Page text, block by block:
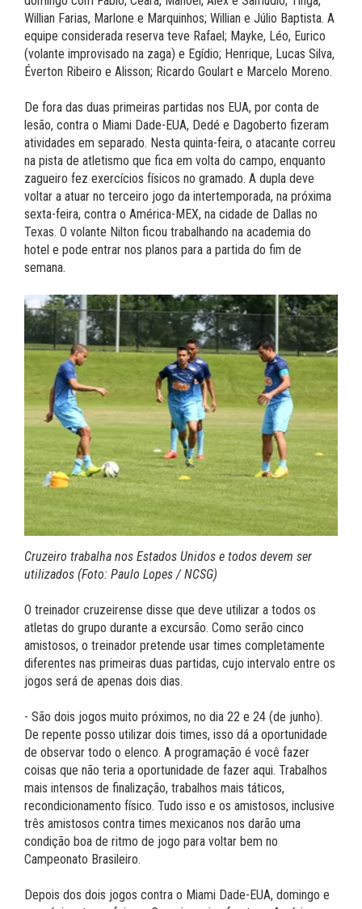
Willian Farias, Marlone e Marquinhos; Willian e Júlio Baptista. A
equipe considerada reserva teve Rafael; Mayke, Léo, Eurico
(volante improvisado na zaga) e Egídio; Henrique, Lucas Silva,
Éverton Ribeiro e Alisson; Ricardo Goulart e Marcelo Moreno.
De fora das duas primeiras partidas nos EUA, por conta de
lesão, contra o Miami Dade-EUA, Dedé e Dagoberto fizeram
atividades em separado. Nesta quinta-feira, o atacante correu
na pista de atletismo que fica em volta do campo, enquanto
zagueiro fez exercícios físicos no gramado. A dupla deve
voltar a atuar no terceiro jogo da intertemporada, na próxima
sexta-feira, contra o América-MEX, na cidade de Dallas no
Texas. O volante Nilton ficou trabalhando na academia do
hotel e pode entrar nos planos para a partida do fim de
semana.
Cruzeiro trabalha nos Estados Unidos e todos devem ser
utilizados (Foto: Paulo Lopes / NCSG)
O treinador cruzeirense disse que deve utilizar a todos os
atletas do grupo durante a excursão. Como serão cinco
amistosos, o treinador pretende usar times completamente
diferentes nas primeiras duas partidas, cujo intervalo entre os
jogos será de apenas dois dias.
- São dois jogos muito próximos, no dia 22 e 24 (de junho).
De repente posso utilizar dois times, isso dá a oportunidade
de observar todo o elenco. A programação é você fazer
coisas que não teria a oportunidade de fazer aqui. Trabalhos
mais intensos de finalização, trabalhos mais táticos,
recondicionamento físico. Tudo isso e os amistosos, inclusive
três amistosos contra times mexicanos nos darão uma
condição boa de ritmo de jogo para voltar bem no
Campeonato Brasileiro.
Depois dos dois jogos contra o Miami Dade-EUA, domingo e